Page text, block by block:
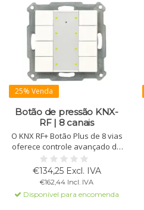
25% Venda
Botão de pressão KNX-
RF | 8 canais
O KNX RF+ Botão Plus de 8 vias
oferece controle avançado de
luzes, persianas e dispositivos.
Os botões são programáveis,
com atuador integrado e
indicador LED. Ideal para
soluções sem fio.
€134,25 Excl. IVA
€162,44 Incl. IVA
Disponível para encomenda